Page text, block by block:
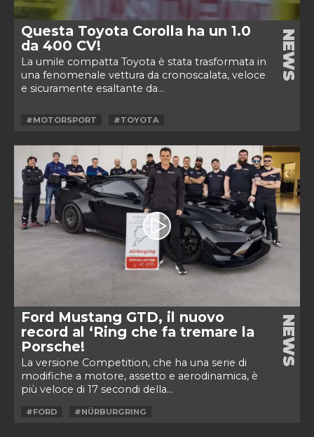
Questa Toyota Corolla ha un 1.0
da 400 CV!
La umile compatta Toyota è stata trasformata in
una fenomenale vettura da cronoscalata, veloce
e sicuramente esaltante da...
NEWS
#MOTORSPORT #TOYOTA
Ford Mustang GTD, il nuovo
record al ‘Ring che fa tremare la
Porsche!
La versione Competition, che ha una serie di
modifiche a motore, assetto e aerodinamica, è
più veloce di 17 secondi della...
NEWS
#FORD #NÜRBURGRING